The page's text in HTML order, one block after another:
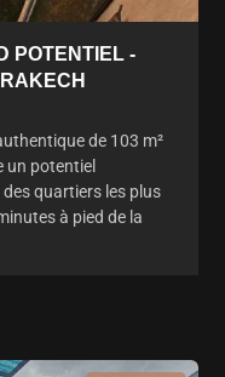
POTENTIEL -
de 103 m²
un potentiel
quartiers les plus
à pied de la